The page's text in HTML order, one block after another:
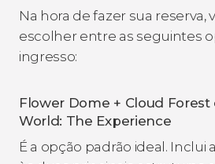
Na hora de fazer sua reserva,
escolher entre as seguintes
ingresso:
Flower Dome + Cloud Forest
World: The Experience
É a opção padrão ideal.